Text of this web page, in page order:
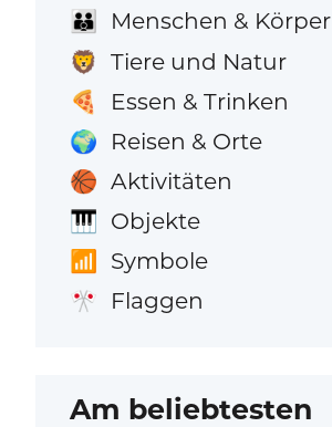
👪 Menschen & Körper
🦁 Tiere und Natur
🍕 Essen & Trinken
🌍 Reisen & Orte
🏀 Aktivitäten
🎹 Objekte
📶 Symbole
🎌 Flaggen
Am beliebtesten